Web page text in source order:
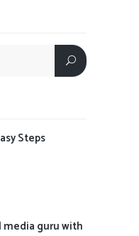
Steps
media guru with